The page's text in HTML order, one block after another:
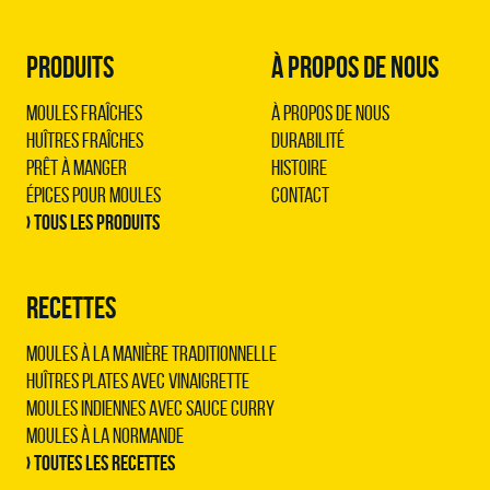
PRODUITS
Moules Fraîches
Huîtres Fraîches
Prêt à Manger
Épices pour Moules
› Tous les produits
RECETTES
Moules à la manière traditionnelle
Huîtres plates avec vinaigrette
Moules indiennes avec sauce curry
Moules à la normande
› Toutes les recettes
À PROPOS DE NOUS
À propos de nous
Durabilité
Histoire
Contact